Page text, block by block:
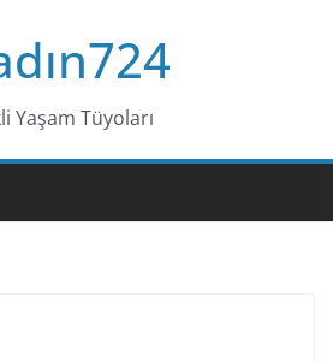
Yaşam Tüyoları